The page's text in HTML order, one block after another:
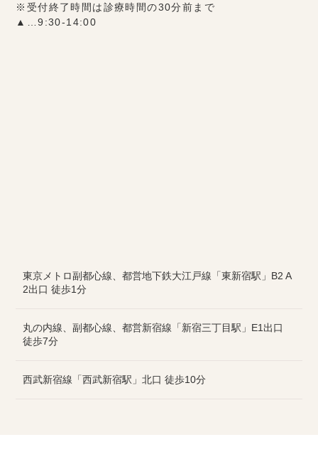
※受付終了時間は診療時間の30分前まで
▲…9:30-14:00
東京メトロ副都心線、都営地下鉄大江戸線「東新宿駅」B2 A
2出口 徒歩1分
丸の内線、副都心線、都営新宿線「新宿三丁目駅」E1出口
徒歩7分
西武新宿線「西武新宿駅」北口 徒歩10分